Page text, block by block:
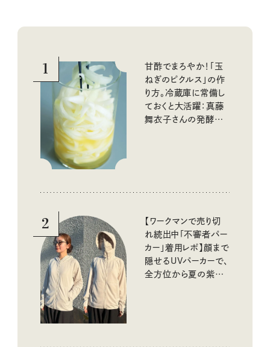
1
甘酢でまろやか！「玉
ねぎのピクルス」の作
り方。冷蔵庫に常備し
ておくと大活躍：真藤
舞衣子さんの発酵と
2
【ワークマンで売り切
れ続出中「不審者パー
カー」着用レポ】顔まで
隠せるUVパーカーで、
全方位から夏の紫外